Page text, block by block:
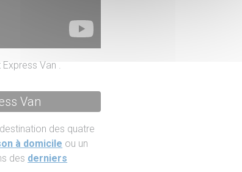
Van .
Van
des quatre
à domicile ou un
des derniers